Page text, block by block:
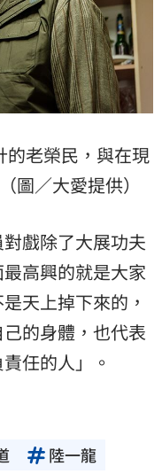
老榮民，與在現
圖／大愛提供）
戲除了大展功夫
高興的就是大家
天上掉下來的，
的身體，也代表
任的人」。
陸一龍